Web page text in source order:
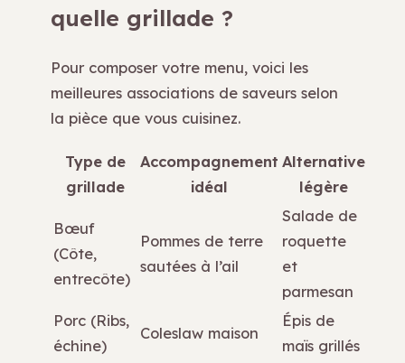
quelle grillade ?
Pour composer votre menu, voici les
meilleures associations de saveurs selon
la pièce que vous cuisinez.
Type de
grillade
Accompagnement
idéal
Alternative
légère
Bœuf
(Côte,
entrecôte)
Pommes de terre
sautées à l’ail
Salade de
roquette
et
parmesan
Porc (Ribs,
échine)
Coleslaw maison
Épis de
maïs grillés